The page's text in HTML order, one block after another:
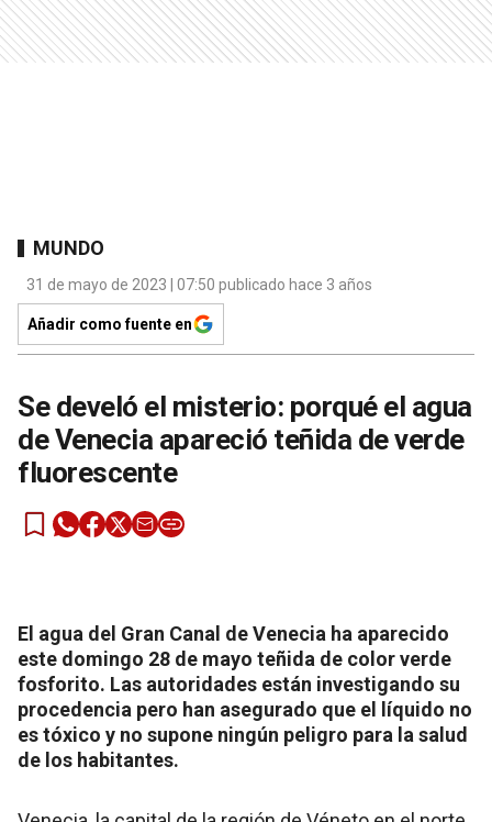
MUNDO
31 de mayo de 2023 | 07:50 publicado hace 3 años
Añadir como fuente en
Se develó el misterio: porqué el agua
de Venecia apareció teñida de verde
fluorescente
El agua del Gran Canal de Venecia ha aparecido
este domingo 28 de mayo teñida de color verde
fosforito. Las autoridades están investigando su
procedencia pero han asegurado que el líquido no
es tóxico y no supone ningún peligro para la salud
de los habitantes.